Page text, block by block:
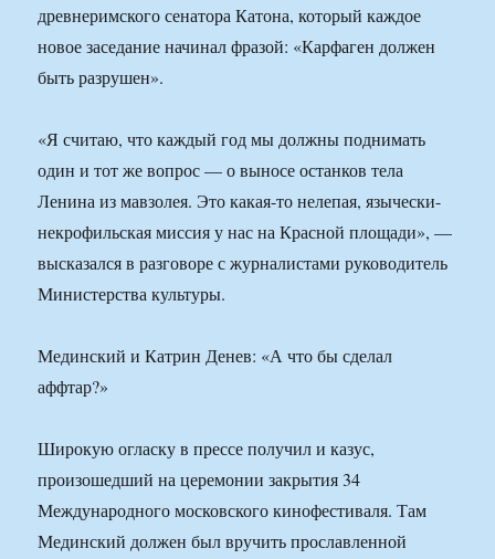
древнеримского сенатора Катона, который каждое
новое заседание начинал фразой: «Карфаген должен
быть разрушен».
«Я считаю, что каждый год мы должны поднимать
один и тот же вопрос — о выносе останков тела
Ленина из мавзолея. Это какая-то нелепая, язычески-
некрофильская миссия у нас на Красной площади», —
высказался в разговоре с журналистами руководитель
Министерства культуры.
Мединский и Катрин Денев: «А что бы сделал
аффтар?»
Широкую огласку в прессе получил и казус,
произошедший на церемонии закрытия 34
Международного московского кинофестиваля. Там
Мединский должен был вручить прославленной